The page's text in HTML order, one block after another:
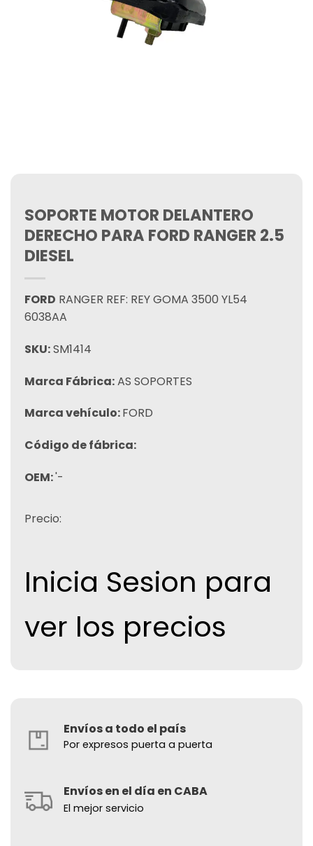
SOPORTE MOTOR DELANTERO
DERECHO PARA FORD RANGER 2.5
DIESEL
FORD RANGER REF: REY GOMA 3500 YL54
6038AA
SKU:SM1414
Marca Fábrica:AS SOPORTES
Marca vehículo:FORD
Código de fábrica:
OEM:'-
Precio:
Inicia Sesion para
ver los precios
Envíos a todo el país
Por expresos puerta a puerta
Envíos en el día en CABA
El mejor servicio